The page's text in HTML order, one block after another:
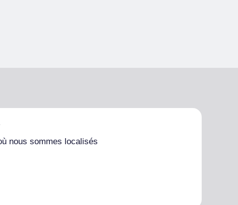
nous sommes localisés